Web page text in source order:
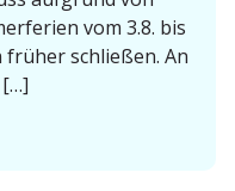
vom 3.8. bis
früher schließen. An